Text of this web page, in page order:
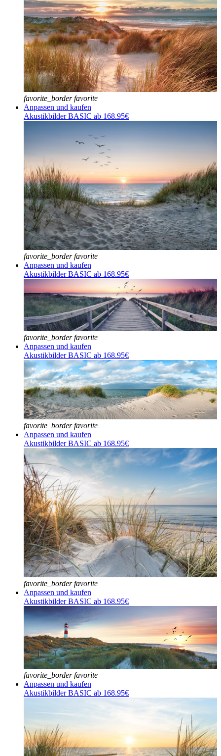
favorite_border favorite
Anpassen und kaufen
Akustikbilder BASIC ab 168.95€
favorite_border favorite
Anpassen und kaufen
Akustikbilder BASIC ab 168.95€
favorite_border favorite
Anpassen und kaufen
Akustikbilder BASIC ab 168.95€
favorite_border favorite
Anpassen und kaufen
Akustikbilder BASIC ab 168.95€
favorite_border favorite
Anpassen und kaufen
Akustikbilder BASIC ab 168.95€
favorite_border favorite
Anpassen und kaufen
Akustikbilder BASIC ab 168.95€